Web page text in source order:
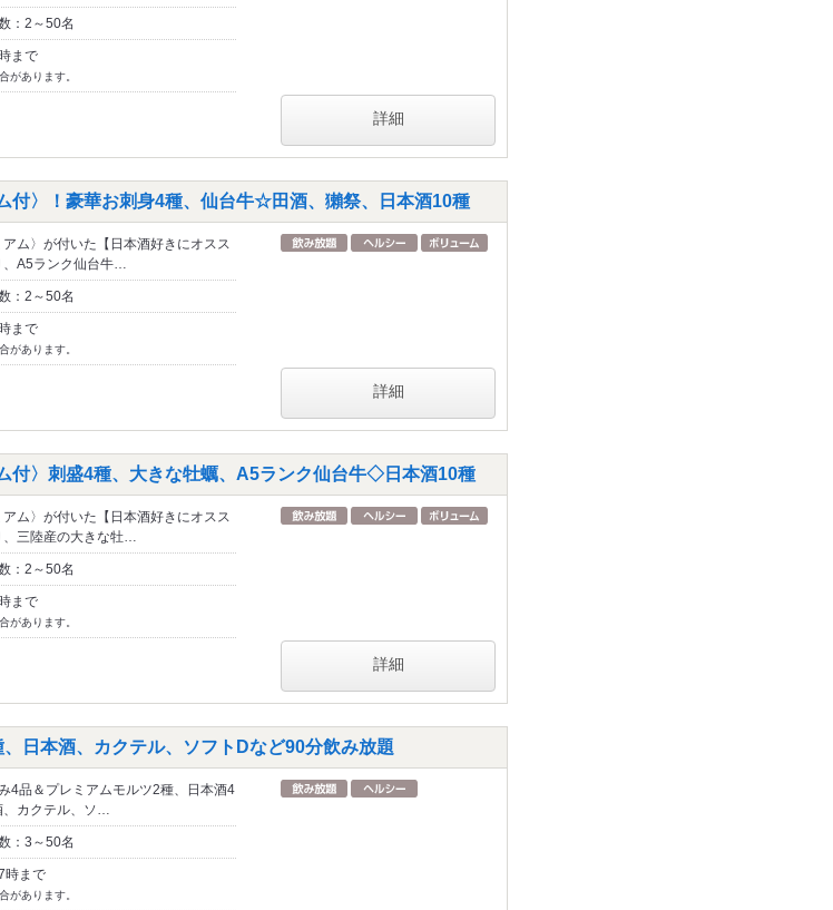
：2～50名
まで
があります。
詳細
付〉！豪華お刺身4種、仙台牛☆田酒、獺祭、日本酒10種
ム〉が付いた【日本酒好きにオスス
、A5ランク仙台牛…
：2～50名
まで
があります。
詳細
付〉刺盛4種、大きな牡蠣、A5ランク仙台牛◇日本酒10種
ム〉が付いた【日本酒好きにオスス
、三陸産の大きな牡…
：2～50名
まで
があります。
詳細
日本酒、カクテル、ソフトDなど90分飲み放題
4品＆プレミアムモルツ2種、日本酒4
、カクテル、ソ…
：3～50名
時まで
があります。